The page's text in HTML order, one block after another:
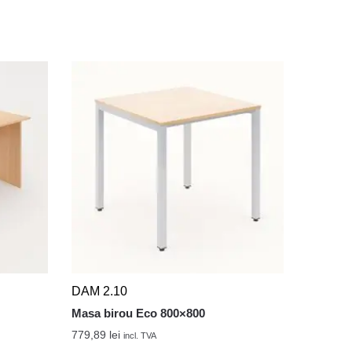
DAM 2.10
Masa birou Eco 800×800
779,89 lei incl. TVA